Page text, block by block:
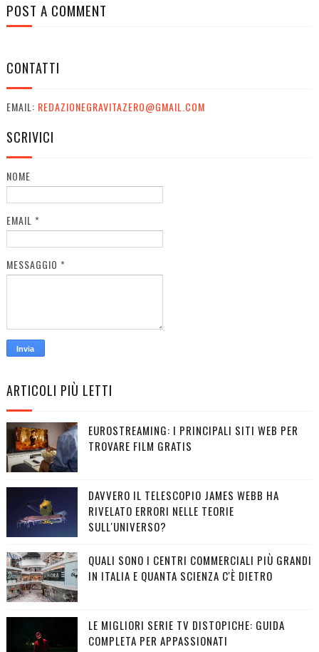
POST A COMMENT
CONTATTI
EMAIL: REDAZIONEGRAVITAZERO@GMAIL.COM
SCRIVICI
NOME
EMAIL *
MESSAGGIO *
ARTICOLI PIÙ LETTI
EUROSTREAMING: I PRINCIPALI SITI WEB PER
TROVARE FILM GRATIS
DAVVERO IL TELESCOPIO JAMES WEBB HA
RIVELATO ERRORI NELLE TEORIE
SULL'UNIVERSO?
QUALI SONO I CENTRI COMMERCIALI PIÙ GRANDI
IN ITALIA E QUANTA SCIENZA C'È DIETRO
LE MIGLIORI SERIE TV DISTOPICHE: GUIDA
COMPLETA PER APPASSIONATI